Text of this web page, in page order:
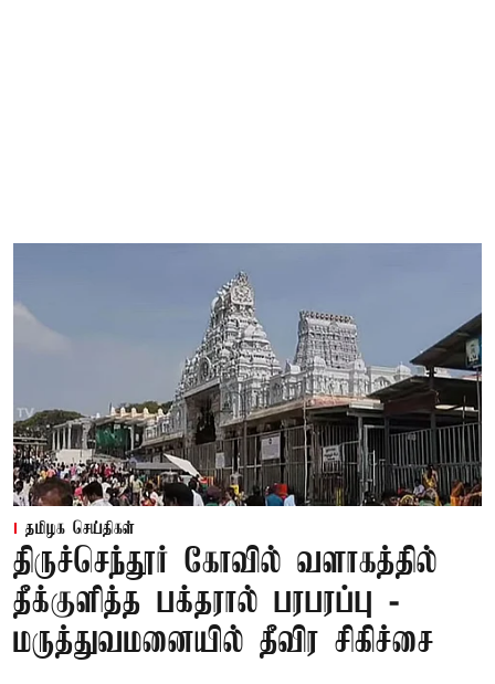
தமிழக செய்திகள்
திருச்செந்தூர் கோவில் வளாகத்தில்
தீக்குளித்த பக்தரால் பரபரப்பு -
மருத்துவமனையில் தீவிர சிகிச்சை